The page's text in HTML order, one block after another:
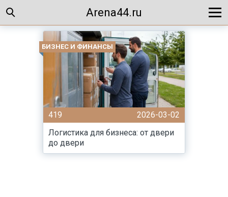
Arena44.ru
БИЗНЕС И ФИНАНСЫ
419
2026-03-02
Логистика для бизнеса: от двери
до двери